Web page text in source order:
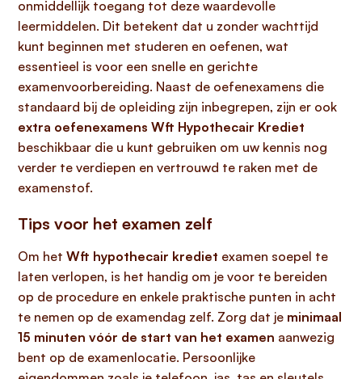
onmiddellijk toegang tot deze waardevolle
leermiddelen. Dit betekent dat u zonder wachttijd
kunt beginnen met studeren en oefenen, wat
essentieel is voor een snelle en gerichte
examenvoorbereiding. Naast de oefenexamens die
standaard bij de opleiding zijn inbegrepen, zijn er ook
extra oefenexamens Wft Hypothecair Krediet
beschikbaar die u kunt gebruiken om uw kennis nog
verder te verdiepen en vertrouwd te raken met de
examenstof.
Tips voor het examen zelf
Om het Wft hypothecair krediet examen soepel te
laten verlopen, is het handig om je voor te bereiden
op de procedure en enkele praktische punten in acht
te nemen op de examendag zelf. Zorg dat je minimaal
15 minuten vóór de start van het examen aanwezig
bent op de examenlocatie. Persoonlijke